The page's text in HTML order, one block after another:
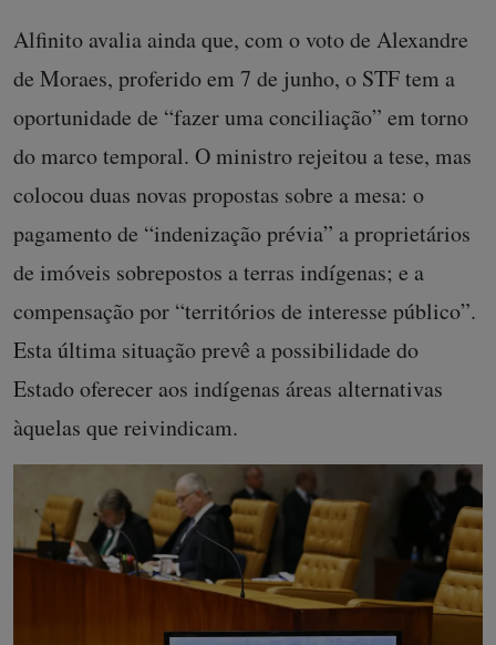
Alfinito avalia ainda que, com o voto de Alexandre
de Moraes, proferido em 7 de junho, o STF tem a
oportunidade de “fazer uma conciliação” em torno
do marco temporal. O ministro rejeitou a tese, mas
colocou duas novas propostas sobre a mesa: o
pagamento de “indenização prévia” a proprietários
de imóveis sobrepostos a terras indígenas; e a
compensação por “territórios de interesse público”.
Esta última situação prevê a possibilidade do
Estado oferecer aos indígenas áreas alternativas
àquelas que reivindicam.